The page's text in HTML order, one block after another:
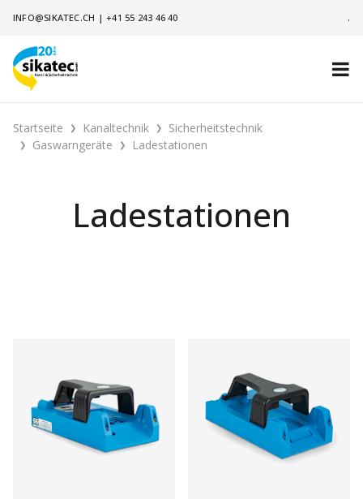
INFO@SIKATEC.CH |+41 55 243 46 40 .
Startseite Kanaltechnik
Sicherheitstechnik
Gaswarngeräte
Ladestationen
Ladestationen